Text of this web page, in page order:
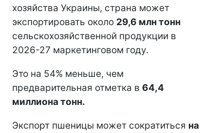
хозяйства Украины, страна может
экспортировать около 29,6 млн тонн
сельскохозяйственной продукции в
2026-27 маркетинговом году.
Это на 54% меньше, чем
предварительная отметка в 64,4
миллиона тонн.
Экспорт пшеницы может сократиться на